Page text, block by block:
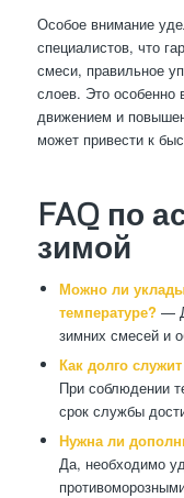
Особое внимание
специалистов, что
смеси, правильное
слоев. Это особенно
движением и
может привести к
FAQ по
зимой
Можно ли
температуре? —
зимних смесей и
Как долго
При соблюдении
срок службы
Нужна ли
Да, необходимо